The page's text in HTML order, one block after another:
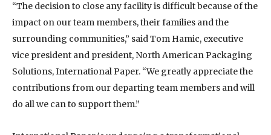
“The decision to close any facility is difficult because of the
impact on our team members, their families and the
surrounding communities,” said Tom Hamic, executive
vice president and president, North American Packaging
Solutions, International Paper. “We greatly appreciate the
contributions from our departing team members and will
do all we can to support them.”